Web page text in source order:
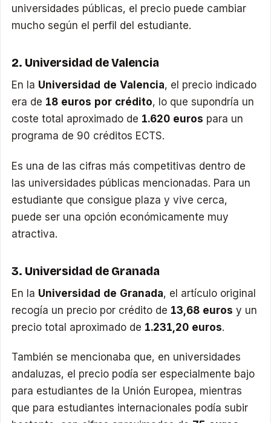
universidades públicas, el precio puede cambiar
mucho según el perfil del estudiante.
2. Universidad de Valencia
En la Universidad de Valencia, el precio indicado
era de 18 euros por crédito, lo que supondría un
coste total aproximado de 1.620 euros para un
programa de 90 créditos ECTS.
Es una de las cifras más competitivas dentro de
las universidades públicas mencionadas. Para un
estudiante que consigue plaza y vive cerca,
puede ser una opción económicamente muy
atractiva.
3. Universidad de Granada
En la Universidad de Granada, el artículo original
recogía un precio por crédito de 13,68 euros y un
precio total aproximado de 1.231,20 euros.
También se mencionaba que, en universidades
andaluzas, el precio podía ser especialmente bajo
para estudiantes de la Unión Europea, mientras
que para estudiantes internacionales podía subir